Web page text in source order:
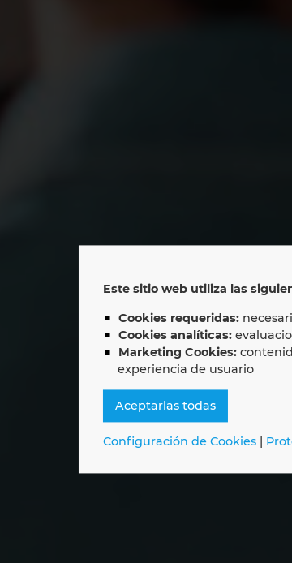
Este sitio web utiliza las
Cookies requeridas:
Cookies analíticas:
Marketing Cookies:
experiencia de usuario
Aceptarlas todas
Configuración de Cookies|
Experiencia